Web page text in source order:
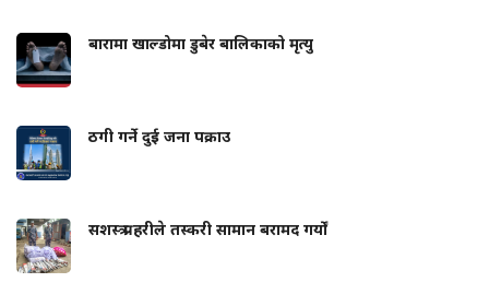
बारामा खाल्डोमा डुबेर बालिकाको मृत्यु
ठगी गर्ने दुई जना पक्राउ
सशस्त्र प्रहरीले तस्करी सामान बरामद गर्यों